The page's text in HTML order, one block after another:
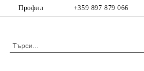
Профил +359 897 879 066